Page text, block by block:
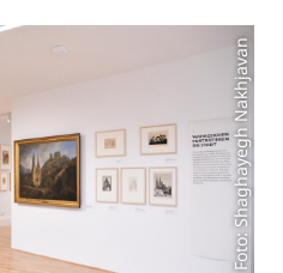
Foto: Shaghayegh Nakhjavan